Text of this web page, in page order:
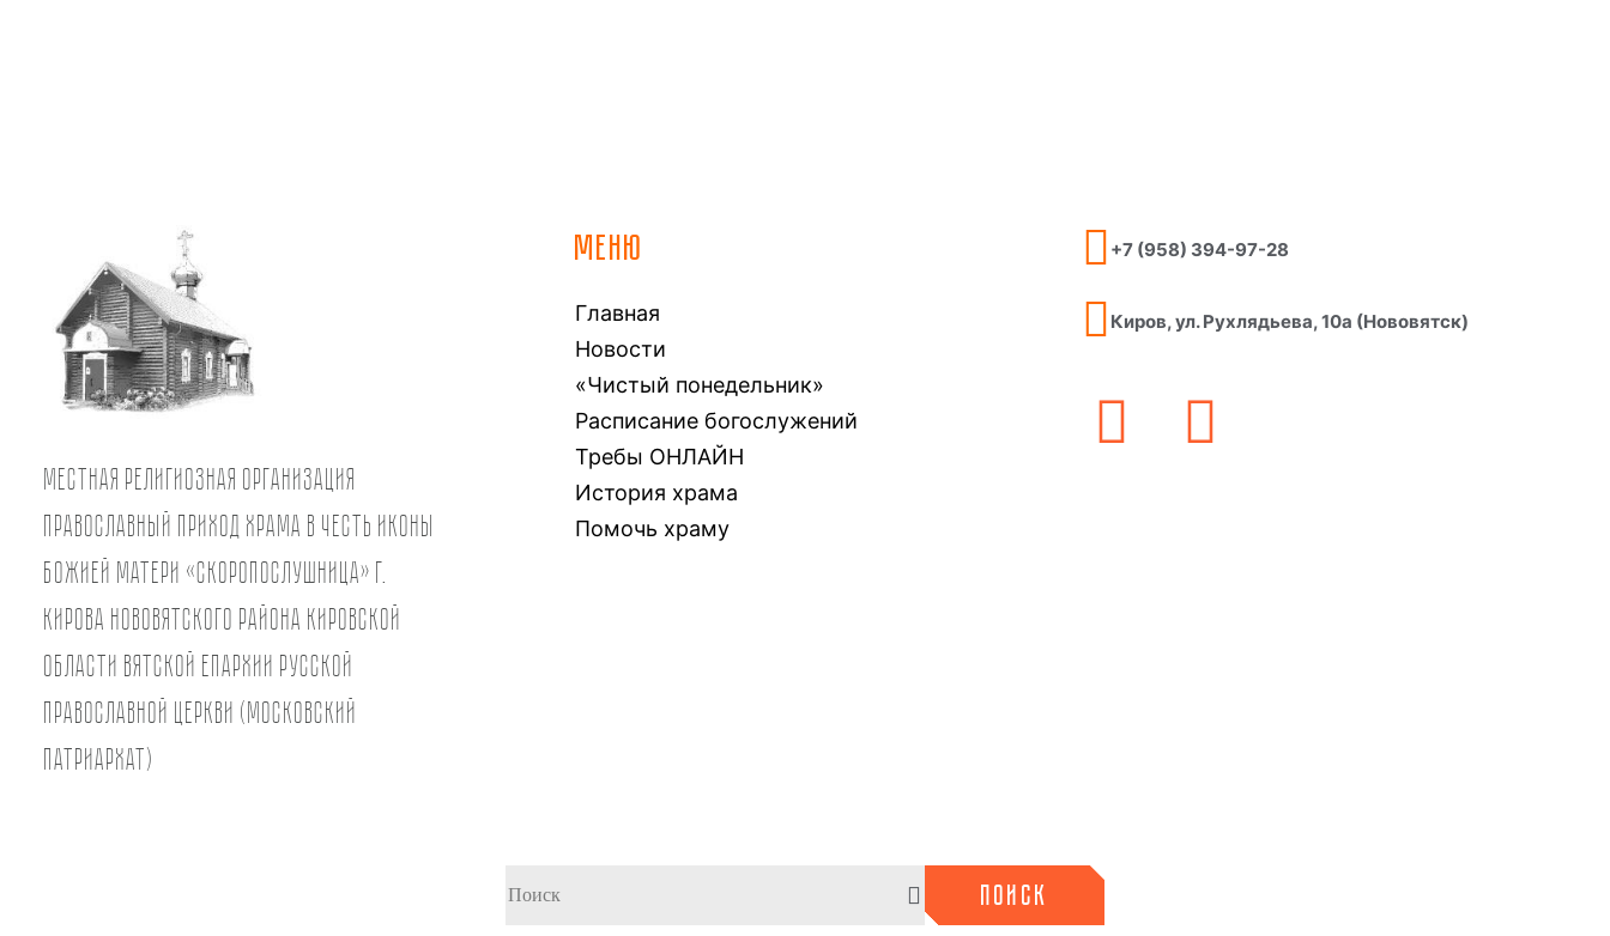
Местная религиозная организация
православный Приход храма в честь иконы
Божией Матери «Скоропослушница» г.
Кирова Нововятского района Кировской
области Вятской Епархии Русской
Православной Церкви (Московский
Патриархат)
МЕНЮ
Главная
Новости
«Чистый понедельник»
Расписание богослужений
Требы ОНЛАЙН
История храма
Помочь храму
+7 (958) 394-97-28
Киров, ул. Рухлядьева, 10а (Нововятск)
ПОИСК